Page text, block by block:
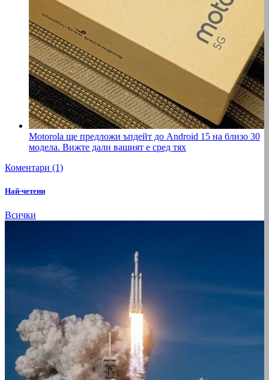
Motorola ще предложи ъпдейт до Android 15 на близо 30
модела. Вижте дали вашият е сред тях
Коментари (1)
Най-четени
Всички